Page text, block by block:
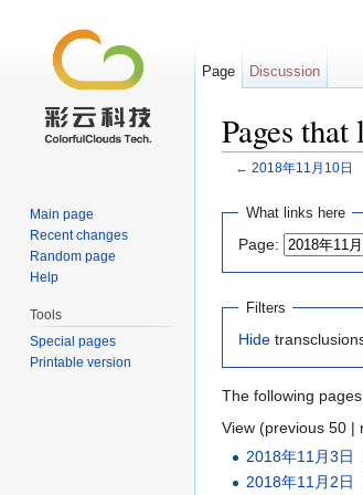
Pages
← 2018年11月10日
What links here
Page:
Filters
Hide
The following
View (previous 50 |
2018年11月3日
2018年11月2日
Page Discussion
Main page
Recent changes
Random page
Help
Tools
Special pages
Printable version